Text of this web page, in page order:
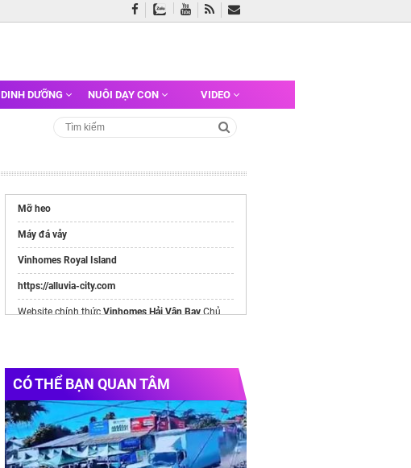
DINH DƯỠNG NUÔI DẠY CON VIDEO
Mỡ heo
Máy đá vảy
Vinhomes Royal Island
https://alluvia-city.com
Website chính thức Vinhomes Hải Vân Bay Chủ
CÓ THỂ BẠN QUAN TÂM